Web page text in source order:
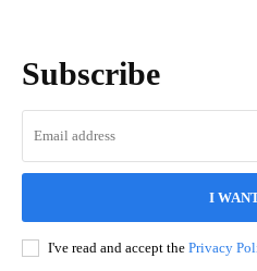
Subscribe
I
I've read and accept the Privacy